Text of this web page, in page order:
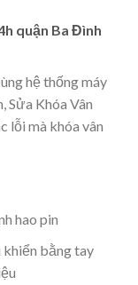
quận Ba Đình
hệ thống máy
Sửa Khóa Vân
lỗi mà khóa vân
hao pin
bằng tay